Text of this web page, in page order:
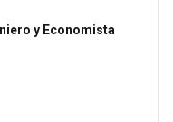
y Economista